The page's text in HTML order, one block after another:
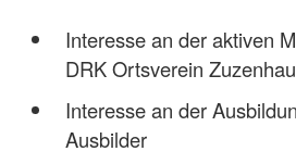
Interesse an der aktiven
DRK Ortsverein
Interesse an der
Ausbilder